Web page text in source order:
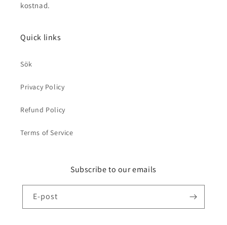
kostnad.
Quick links
Sök
Privacy Policy
Refund Policy
Terms of Service
Subscribe to our emails
E-post